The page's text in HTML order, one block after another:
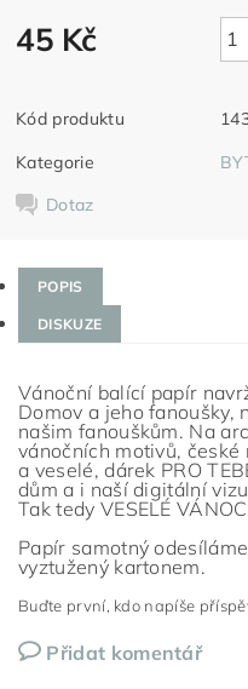
45 Kč
Kód produktu
Kategorie
Dotaz
POPIS
DISKUZE
Vánoční balící papír
Domov a jeho fanoušky,
našim fanouškům. Na
vánočních motivů, české
a veselé, dárek PRO
dům a i naší digitální
Tak tedy VESELÉ
Papír samotný
vyztužený kartonem.
Buďte první, kdo napíše
Přidat komentář